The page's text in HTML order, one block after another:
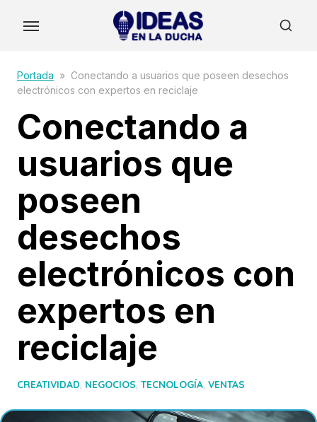
contentPortada » Conectando a usuarios que poseen desechos
electrónicos con expertos en reciclaje
Conectando a
usuarios que
poseen
desechos
electrónicos con
expertos en
reciclaje
CREATIVIDAD, NEGOCIOS, TECNOLOGÍA, VENTAS